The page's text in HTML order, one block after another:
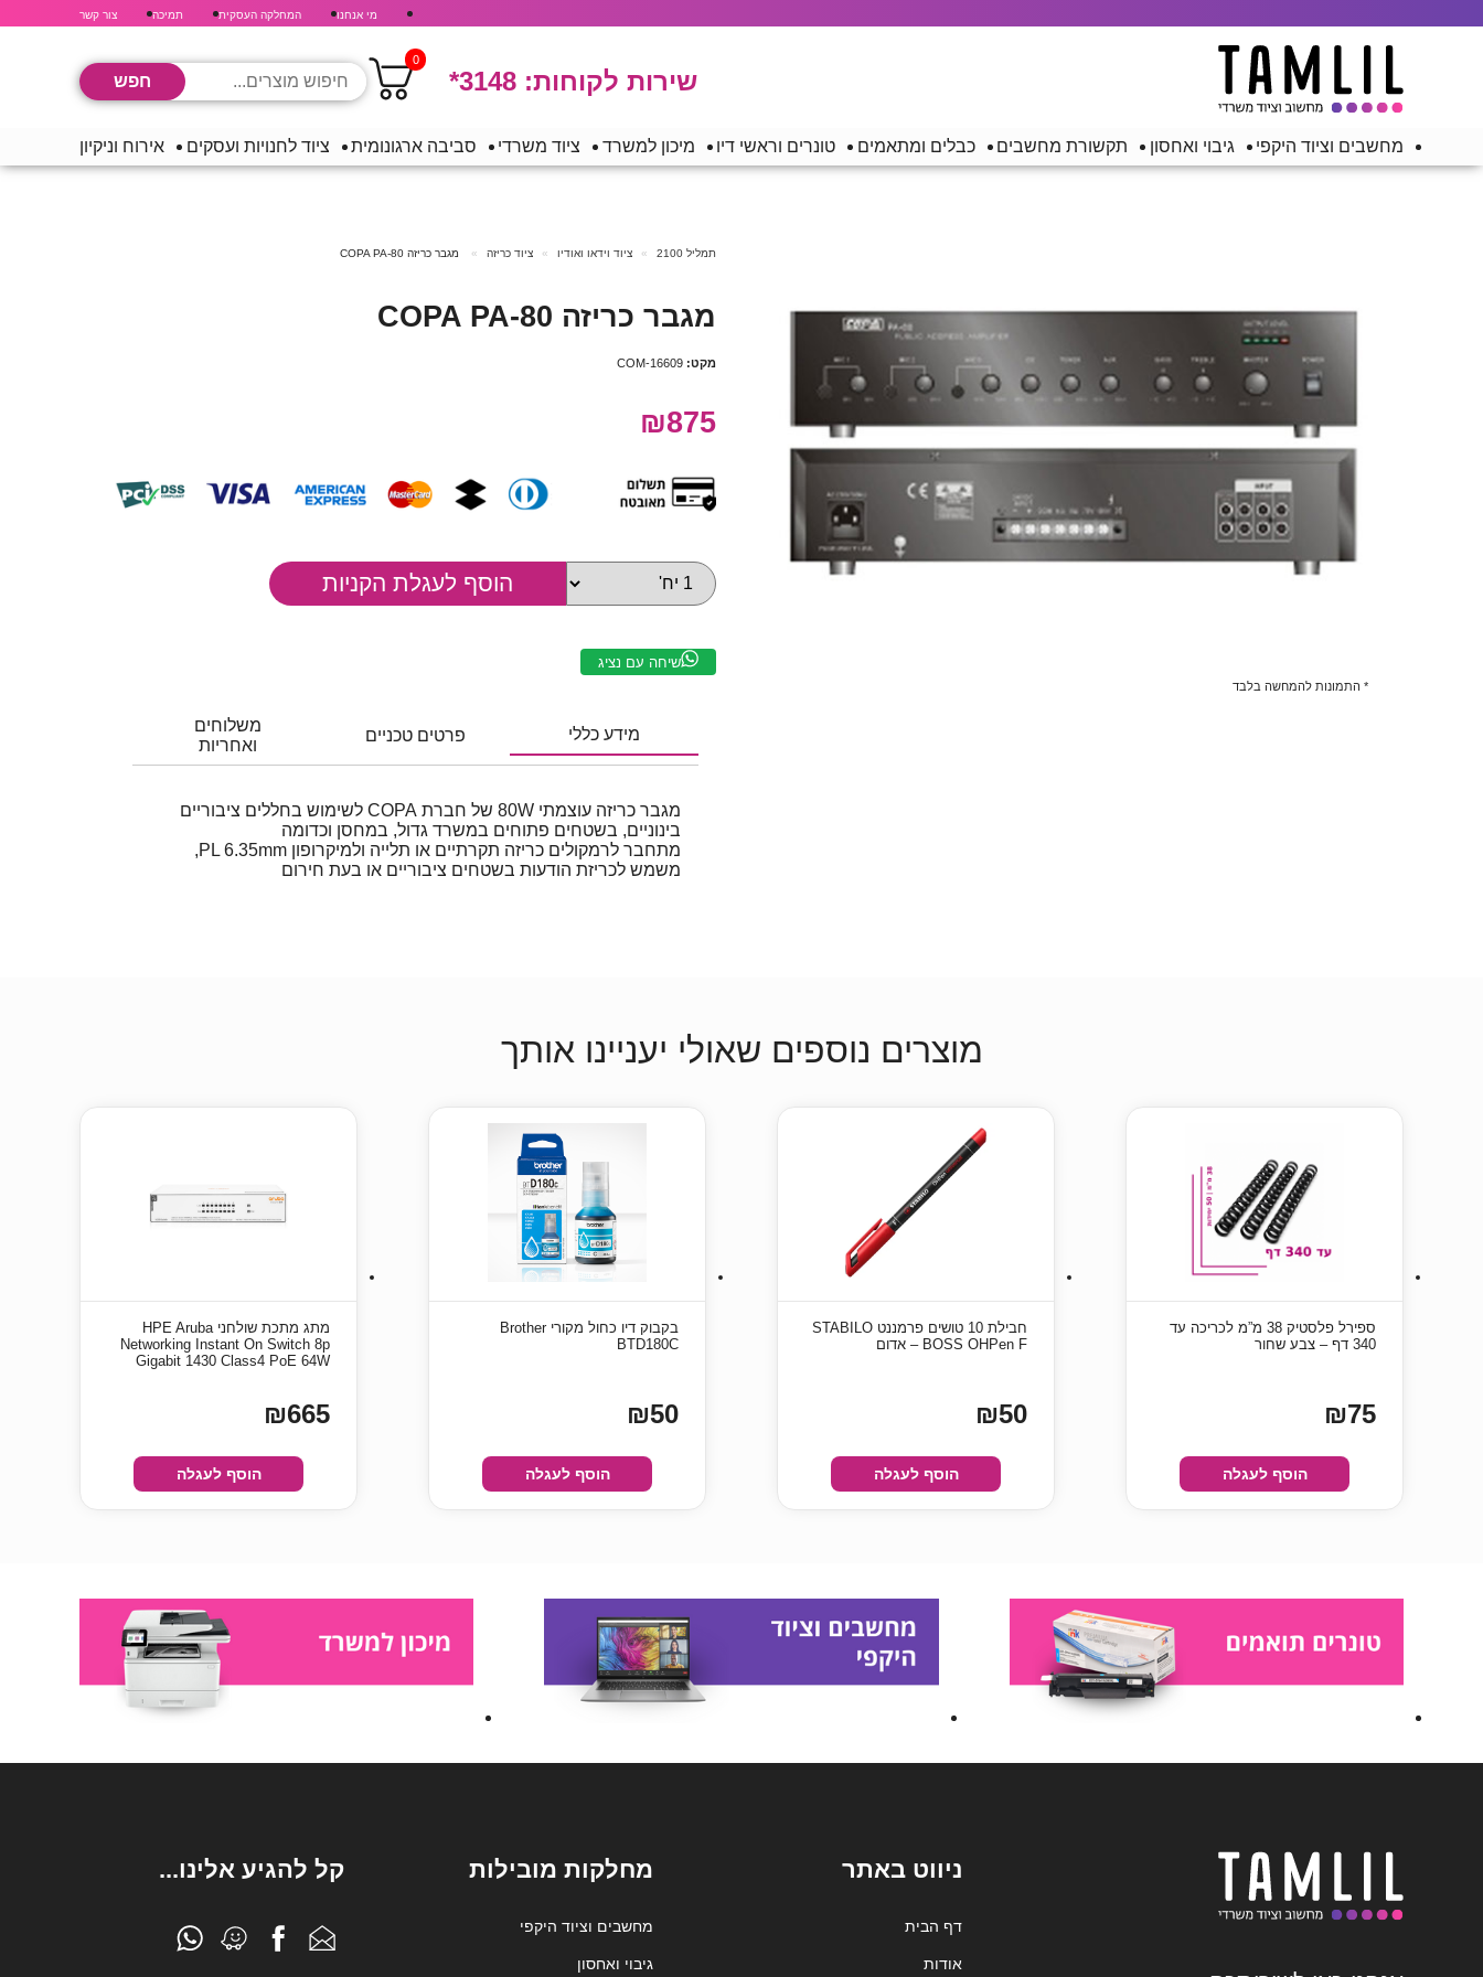
מי אנחנו המחלקה העסקית תמיכה צור קשר
שירות לקוחות: *3148
0
מחשבים וציוד היקפי גיבוי ואחסון תקשורת מחשבים כבלים ומתאמים טונרים וראשי דיו מיכון למשרד ציוד משרדי סביבה ארגונומית ציוד לחנויות ועסקים אירוח וניקיון
* התמונות להמחשה בלבד
תמליל 2100 ציוד וידאו ואודיו ציוד כריזה מגבר כריזה COPA PA-80
מגבר כריזה COPA PA-80
מקט: COM-16609
₪875
שיחה עם נציג
מידע כללי פרטים טכניים
משלוחים
ואחריות
מגבר כריזה עוצמתי 80W של חברת COPA לשימוש בחללים ציבוריים
בינוניים, בשטחים פתוחים במשרד גדול, במחסן וכדומה
מתחבר לרמקולים כריזה תקרתיים או תלייה ולמיקרופון PL 6.35mm,
משמש לכריזת הודעות בשטחים ציבוריים או בעת חירום
מוצרים נוספים שאולי יעניינו אותך
ספירל פלסטיק 38 מ”מ לכריכה עד
340 דף – צבע שחור
₪75
הוסף לעגלה
חבילת 10 טושים פרמננט STABILO
BOSS OHPen F – אדום
₪50
הוסף לעגלה
בקבוק דיו כחול מקורי Brother
BTD180C
₪50
הוסף לעגלה
מתג מתכת שולחני HPE Aruba
Networking Instant On Switch 8p
Gigabit 1430 Class4 PoE 64W
₪665
הוסף לעגלה
ניווט באתר
דף הבית
אודות
מחלקות מובילות
מחשבים וציוד היקפי
גיבוי ואחסון
קל להגיע אלינו...